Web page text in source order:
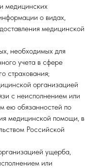
медицинских
о видах,
медицинской
необходимых для
учета в сфере
страхования;
организацией
с неисполнением или
ею обязанностей по
медицинской помощи, в
Российской
ущерба,
или